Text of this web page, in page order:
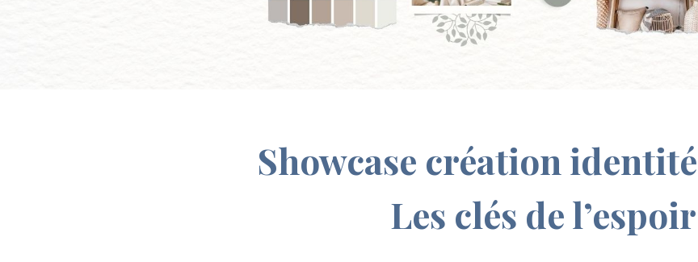
Showcase création
Les clés de l’espoir